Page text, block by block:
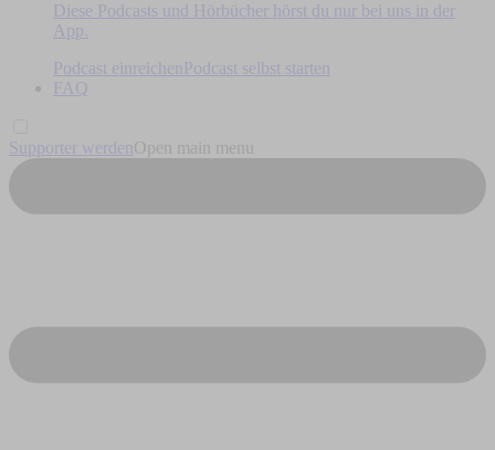
Diese Podcasts und Hörbücher hörst du nur bei uns in der
App.
Podcast einreichen
Podcast selbst starten
FAQ
Supporter werden Open main menu